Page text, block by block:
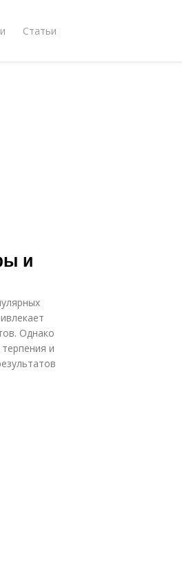
Статьи
и
Однако
и